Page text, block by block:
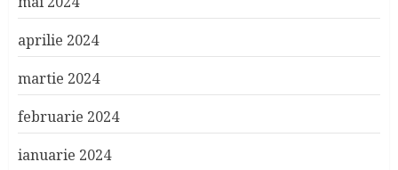
aprilie 2024
martie 2024
februarie 2024
ianuarie 2024